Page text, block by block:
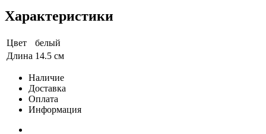
Характеристики
Цвет
белый
Длина 14.5 см
Наличие
Доставка
Оплата
Информация